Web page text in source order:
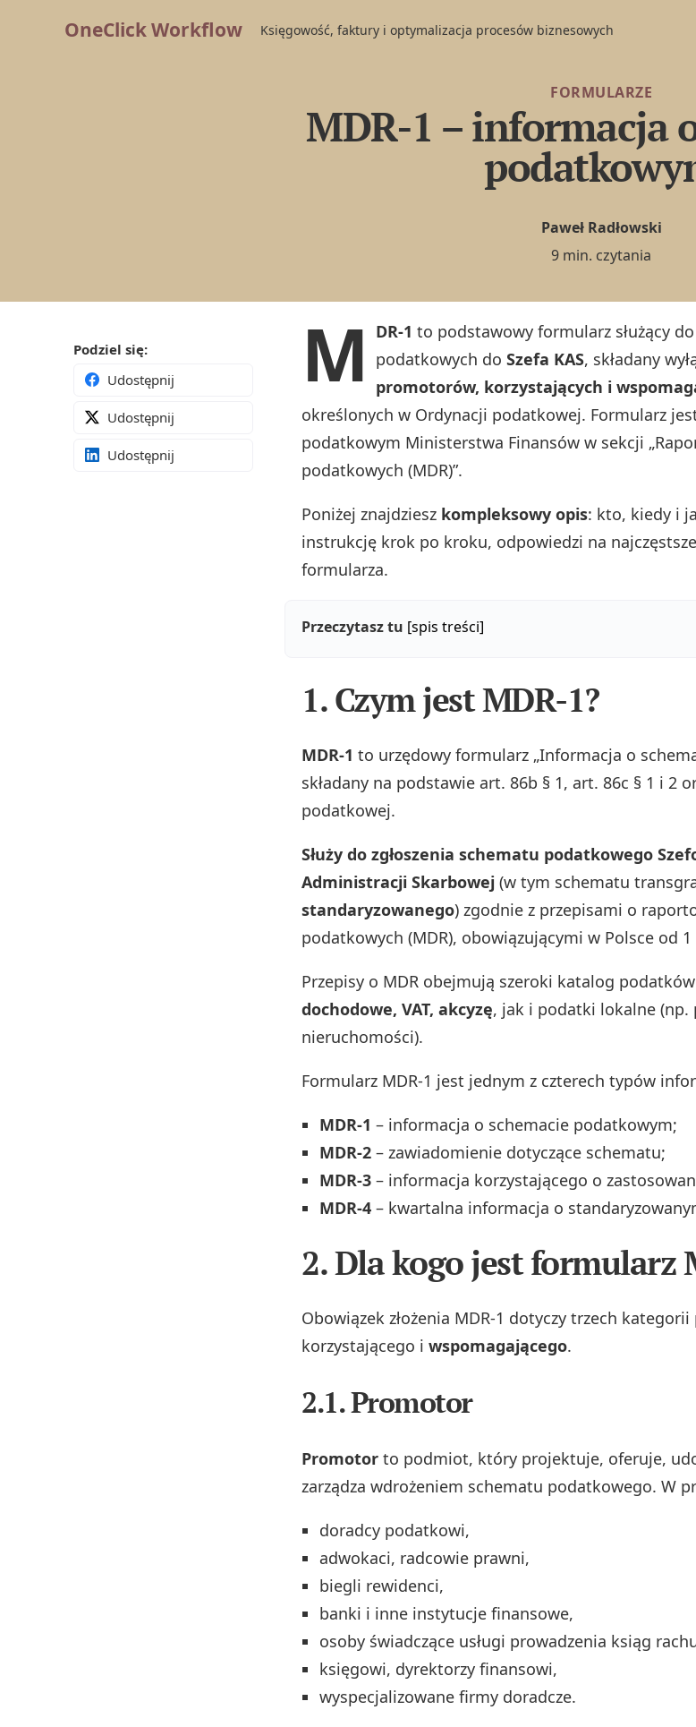
OneClick Workflow Księgowość, faktury i optymalizacja procesów biznesowych
FORMULARZE
MDR-1 – informacja
Paweł Radłowski
9 min. czytania
Podziel się:
Udostępnij
Udostępnij
Udostępnij
M DR-1 to podstawowy formularz służący
podatkowych do Szefa KAS, składany
promotorów, korzystających i
określonych w Ordynacji podatkowej. Formularz
podatkowym Ministerstwa Finansów w sekcji
podatkowych (MDR)”.
Poniżej znajdziesz kompleksowy opis: kto, kiedy i
instrukcję krok po kroku, odpowiedzi na
formularza.
Przeczytasz tu [spis treści]
1. Czym jest MDR-1?
MDR‑1 to urzędowy formularz „Informacja o
składany na podstawie art. 86b § 1, art. 86c § 1 i 2
podatkowej.
Służy do zgłoszenia schematu podatkowego
Administracji Skarbowej (w tym schematu
standaryzowanego) zgodnie z przepisami o
podatkowych (MDR), obowiązującymi w Polsce od 1
Przepisy o MDR obejmują szeroki katalog
dochodowe, VAT, akcyzę, jak i podatki lokalne (np.
nieruchomości).
Formularz MDR‑1 jest jednym z czterech typów
MDR‑1 – informacja o schemacie podatkowym;
MDR‑2 – zawiadomienie dotyczące schematu;
MDR‑3 – informacja korzystającego o
MDR‑4 – kwartalna informacja o
2. Dla kogo jest formularz
Obowiązek złożenia MDR‑1 dotyczy trzech
korzystającego i wspomagającego.
2.1. Promotor
Promotor to podmiot, który projektuje, oferuje,
zarządza wdrożeniem schematu podatkowego. W
doradcy podatkowi,
adwokaci, radcowie prawni,
biegli rewidenci,
banki i inne instytucje finansowe,
osoby świadczące usługi prowadzenia ksiąg
księgowi, dyrektorzy finansowi,
wyspecjalizowane firmy doradcze.